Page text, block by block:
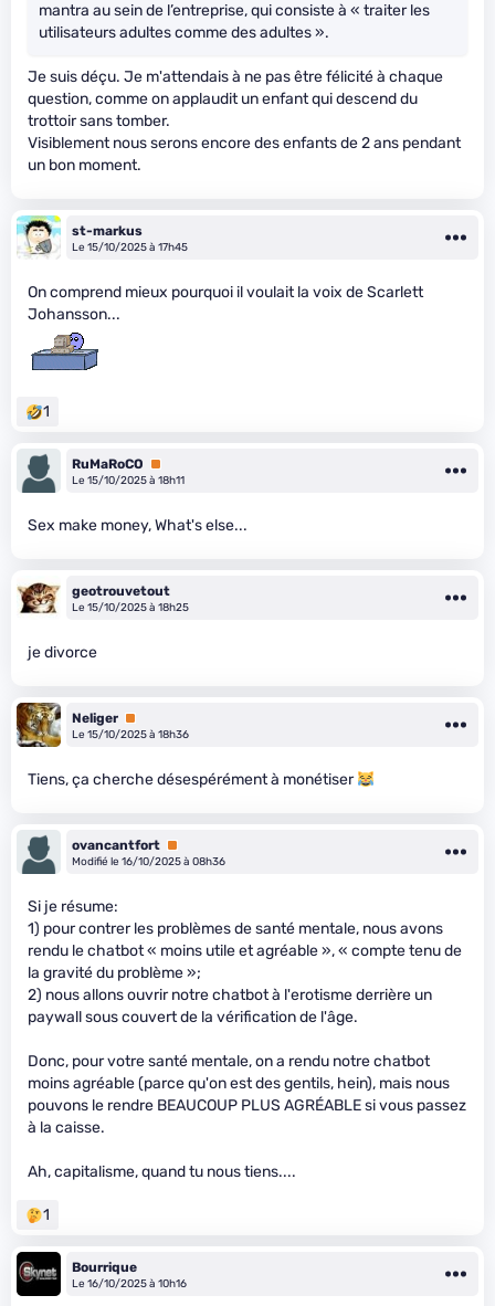
mantra au sein de l’entreprise, qui consiste à « traiter les
utilisateurs adultes comme des adultes ».
Je suis déçu. Je m'attendais à ne pas être félicité à chaque
question, comme on applaudit un enfant qui descend du
trottoir sans tomber.
Visiblement nous serons encore des enfants de 2 ans pendant
un bon moment.
st-markus
Le 15/10/2025 à 17h45
On comprend mieux pourquoi il voulait la voix de Scarlett
Johansson...
1
RuMaRoCO
Premium
Le 15/10/2025 à 18h11
Sex make money, What's else...
geotrouvetout
Le 15/10/2025 à 18h25
je divorce
Neliger Premium
Le 15/10/2025 à 18h36
Tiens, ça cherche désespérément à monétiser
ovancantfort Premium
Modifié le 16/10/2025 à 08h36
Si je résume:
1) pour contrer les problèmes de santé mentale, nous avons
rendu le chatbot « moins utile et agréable », « compte tenu de
la gravité du problème »;
2) nous allons ouvrir notre chatbot à l'erotisme derrière un
paywall sous couvert de la vérification de l'âge.
Donc, pour votre santé mentale, on a rendu notre chatbot
moins agréable (parce qu'on est des gentils, hein), mais nous
pouvons le rendre BEAUCOUP PLUS AGRÉABLE si vous passez
à la caisse.
Ah, capitalisme, quand tu nous tiens....
1
Bourrique
Le 16/10/2025 à 10h16